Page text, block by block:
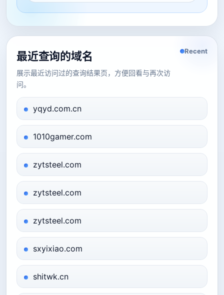
最近查询的域名
展示最近访问过的查询结果页，方便回看与再次访
问。
Recent
yqyd.com.cn
1010gamer.com
zytsteel.com
zytsteel.com
zytsteel.com
sxyixiao.com
shitwk.cn